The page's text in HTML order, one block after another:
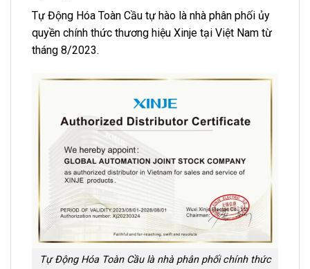
Tự Động Hóa Toàn Cầu tự hào là nhà phân phối ủy
quyền chính thức thương hiệu Xinje tại Việt Nam từ
tháng 8/2023.
Tự Động Hóa Toàn Cầu là nhà phân phối chính thức